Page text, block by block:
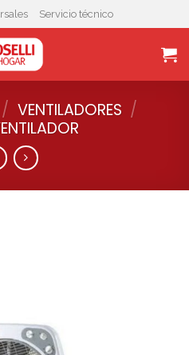
Servicio técnico
/ VENTILADORES /